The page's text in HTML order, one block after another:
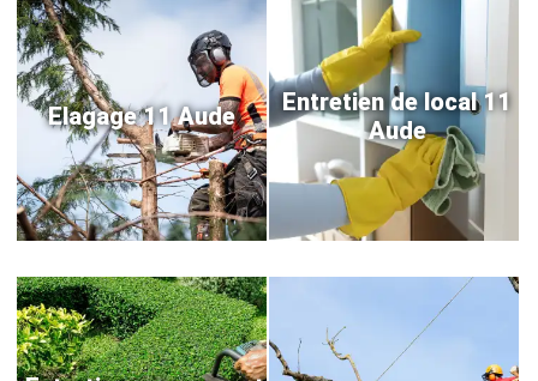
Elagage 11 Aude
Entretien de local 11
Aude